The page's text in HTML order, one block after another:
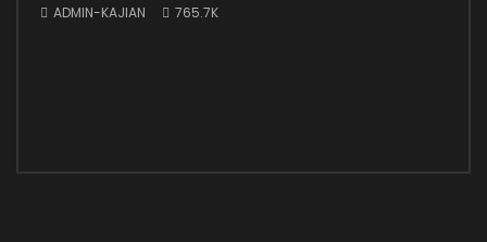
ADMIN-KAJIAN 765.7K